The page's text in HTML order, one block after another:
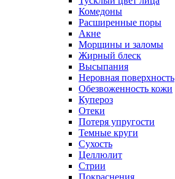
Комедоны
Расширенные поры
Акне
Морщины и заломы
Жирный блеск
Высыпания
Неровная поверхность
Обезвоженность кожи
Купероз
Отеки
Потеря упругости
Темные круги
Сухость
Целлюлит
Стрии